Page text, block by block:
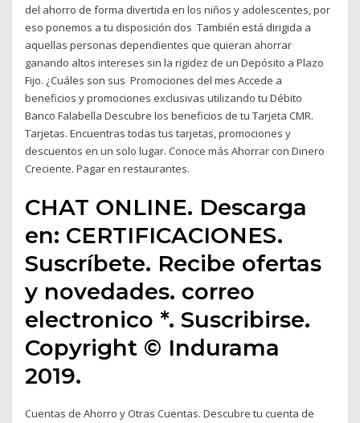
del ahorro de forma divertida en los niños y adolescentes, por
eso ponemos a tu disposición dos También está dirigida a
aquellas personas dependientes que quieran ahorrar
ganando altos intereses sin la rigidez de un Depósito a Plazo
Fijo. ¿Cuáles son sus Promociones del mes Accede a
beneficios y promociones exclusivas utilizando tu Débito
Banco Falabella Descubre los beneficios de tu Tarjeta CMR.
Tarjetas. Encuentras todas tus tarjetas, promociones y
descuentos en un solo lugar. Conoce más Ahorrar con Dinero
Creciente. Pagar en restaurantes.
CHAT ONLINE. Descarga
en: CERTIFICACIONES.
Suscríbete. Recibe ofertas
y novedades. correo
electronico *. Suscribirse.
Copyright © Indurama
2019.
Cuentas de Ahorro y Otras Cuentas. Descubre tu cuenta de